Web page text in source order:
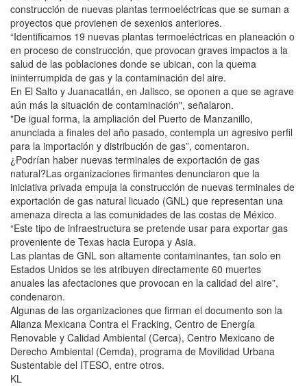
construcción de nuevas plantas termoeléctricas que se suman a
proyectos que provienen de sexenios anteriores.
“Identificamos 19 nuevas plantas termoeléctricas en planeación o
en proceso de construcción, que provocan graves impactos a la
salud de las poblaciones donde se ubican, con la quema
ininterrumpida de gas y la contaminación del aire.
En El Salto y Juanacatlán, en Jalisco, se oponen a que se agrave
aún más la situación de contaminación", señalaron.
"De igual forma, la ampliación del Puerto de Manzanillo,
anunciada a finales del año pasado, contempla un agresivo perfil
para la importación y distribución de gas”, comentaron.
¿Podrían haber nuevas terminales de exportación de gas
natural?Las organizaciones firmantes denunciaron que la
iniciativa privada empuja la construcción de nuevas terminales de
exportación de gas natural licuado (GNL) que representan una
amenaza directa a las comunidades de las costas de México.
“Este tipo de infraestructura se pretende usar para exportar gas
proveniente de Texas hacia Europa y Asia.
Las plantas de GNL son altamente contaminantes, tan solo en
Estados Unidos se les atribuyen directamente 60 muertes
anuales las afectaciones que provocan en la calidad del aire”,
condenaron.
Algunas de las organizaciones que firman el documento son la
Alianza Mexicana Contra el Fracking, Centro de Energía
Renovable y Calidad Ambiental (Cerca), Centro Mexicano de
Derecho Ambiental (Cemda), programa de Movilidad Urbana
Sustentable del ITESO, entre otros.
KL